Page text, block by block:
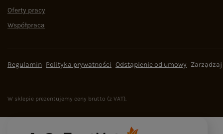
Oferty pracy
Współpraca
Regulamin Polityka prywatności Odstąpienie od umowy
W sklepie prezentujemy ceny brutto (z VAT).